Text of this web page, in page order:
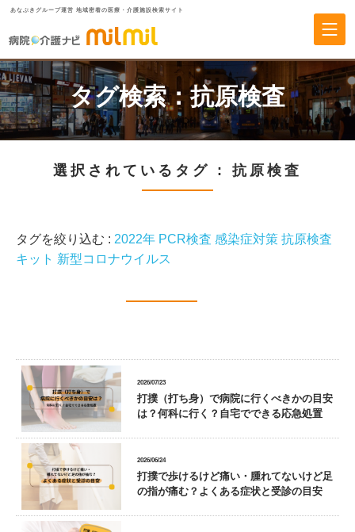
あなぶきグループ運営 地域密着の医療・介護施設検索サイト
タグ検索：抗原検査
選択されているタグ : 抗原検査
タグを絞り込む : 2022年 PCR検査 感染症対策 抗原検査
キット 新型コロナウイルス
2026/07/23
打撲（打ち身）で病院に行くべきかの目安
は？何科に行く？自宅でできる応急処置
2026/06/24
打撲で歩けるけど痛い・腫れてないけど足
の指が痛む？よくある症状と受診の目安